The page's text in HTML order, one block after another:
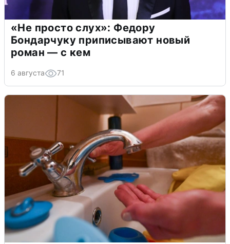
«Не просто слух»: Федору
Бондарчуку приписывают новый
роман — с кем
6 августа 71